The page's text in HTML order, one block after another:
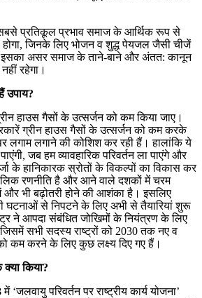
प्रतिकूल प्रभाव समाज के आर्थिक रूप से
होगा, जिनके लिए भोजन व शुद्ध पेयजल जैसी चीजें
इसका असर समाज के ताने-बाने और अंतत: कानून
रहेगा।
उपाय?
हाउस गैसों के उत्सर्जन को कम किया जाए।
ग्रीन हाउस गैसों के उत्सर्जन को कम करके
लगाम लगाने की कोशिश कर रही हैं। हालांकि ये
जब हम व्यावहारिक परिवर्तन ला पाएंगे और
के हानिकारक स्रोतों के विकल्पों का विकास कर
रणनीति है और आने वाले दशकों में चरम
और भी बढ़ोतरी होने की आशंका है। इसलिए
घटनाओं से निपटने के लिए अभी से तैयारियां शुरू
ने आपदा संबंधित जोखिमों के नियंत्रण के लिए
सभी सदस्य राष्ट्रों को 2030 तक नए व
कम करने के लिए कुछ लक्ष्य दिए गए हैं।
किया?
परिवर्तन पर राष्ट्रीय कार्य योजना’